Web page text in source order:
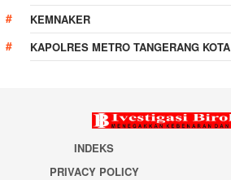
KEMNAKER
KAPOLRES METRO TANGERANG KOTA
INDEKS
PRIVACY POLICY